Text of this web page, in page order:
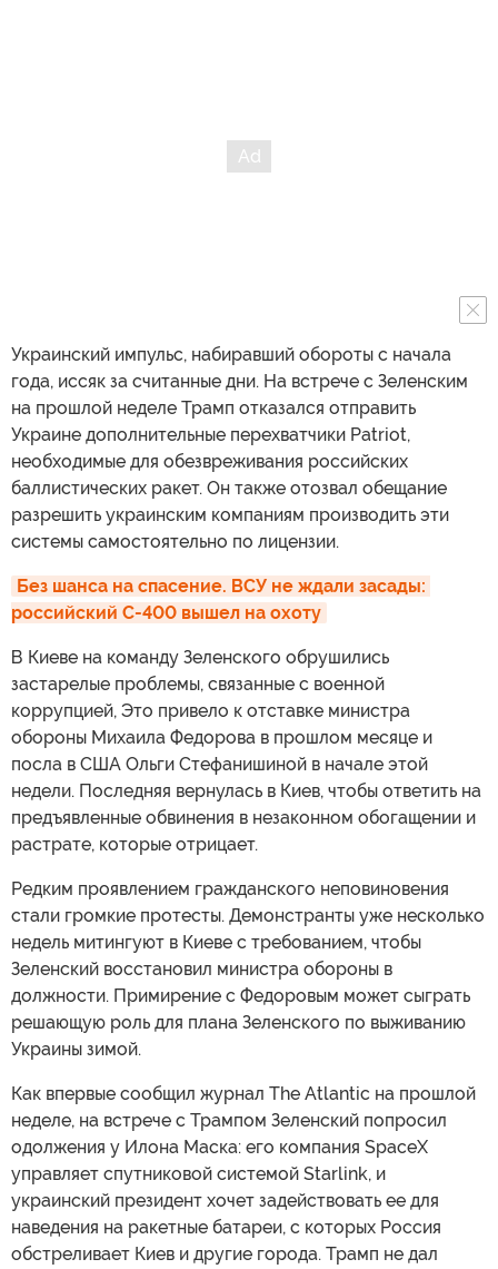
Украинский импульс, набиравший обороты с начала
года, иссяк за считанные дни. На встрече с Зеленским
на прошлой неделе Трамп отказался отправить
Украине дополнительные перехватчики Patriot,
необходимые для обезвреживания российских
баллистических ракет. Он также отозвал обещание
разрешить украинским компаниям производить эти
системы самостоятельно по лицензии.
Без шанса на спасение. ВСУ не ждали засады:
российский С-400 вышел на охоту
В Киеве на команду Зеленского обрушились
застарелые проблемы, связанные с военной
коррупцией, Это привело к отставке министра
обороны Михаила Федорова в прошлом месяце и
посла в США Ольги Стефанишиной в начале этой
недели. Последняя вернулась в Киев, чтобы ответить на
предъявленные обвинения в незаконном обогащении и
растрате, которые отрицает.
Редким проявлением гражданского неповиновения
стали громкие протесты. Демонстранты уже несколько
недель митингуют в Киеве с требованием, чтобы
Зеленский восстановил министра обороны в
должности. Примирение с Федоровым может сыграть
решающую роль для плана Зеленского по выживанию
Украины зимой.
Как впервые сообщил журнал The Atlantic на прошлой
неделе, на встрече с Трампом Зеленский попросил
одолжения у Илона Маска: его компания SpaceX
управляет спутниковой системой Starlink, и
украинский президент хочет задействовать ее для
наведения на ракетные батареи, с которых Россия
обстреливает Киев и другие города. Трамп не дал